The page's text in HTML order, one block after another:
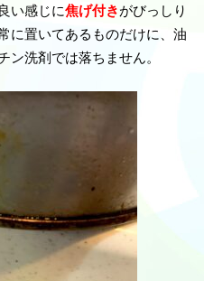
い感じに焦げ付きがびっしり
に置いてあるものだけに、油
ン洗剤では落ちません。